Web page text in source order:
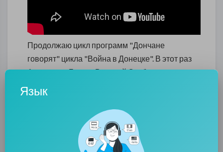
Продолжаю цикл программ "Дончане
говорят" цикла "Война в Донецке". В этот раз
Александр Боев и Виталий Скобликов вышли
на улицы Донецка с вопросом "Что
изменилось в вашей жизни за год войны".
Сегодня в объективе - молодые люди.
0 • 0 Комментарии
Язык